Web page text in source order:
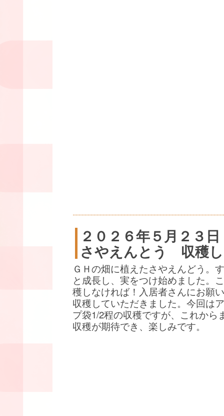
２０２６年５月２３日
さやえんとう 収穫
ＧＨの畑に植えたさやえんどう。
と成長し、実をつけ始めました。
穫しなければ！入居者さんにお願
収穫していただきました。今回は
プ袋1/2程の収穫ですが、これから
収穫が期待でき、楽しみです。